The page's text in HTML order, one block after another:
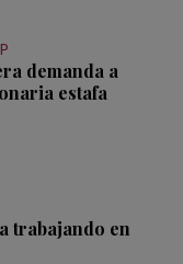
demanda a
estafa
trabajando en